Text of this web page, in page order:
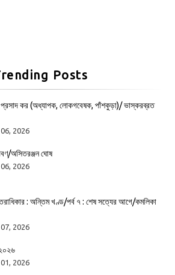
Posts
প্রসাদ কর (অধ্যাপক, লোকগবেষক, পাঁশকুড়া)/ ভাস্করব্রত
2026
অসিতরঞ্জন ঘোষ
2026
: অন্তিম খণ্ড/পর্ব ৭ : শেষ সত্যের আগে/কমলিকা
2026
2026